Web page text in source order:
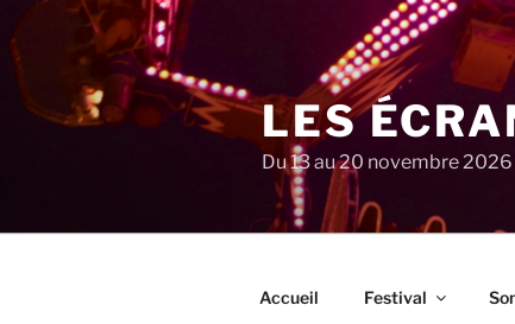
au
contenu
principal
LES
Du 13 au 20 novembre 2026
Accueil Festival